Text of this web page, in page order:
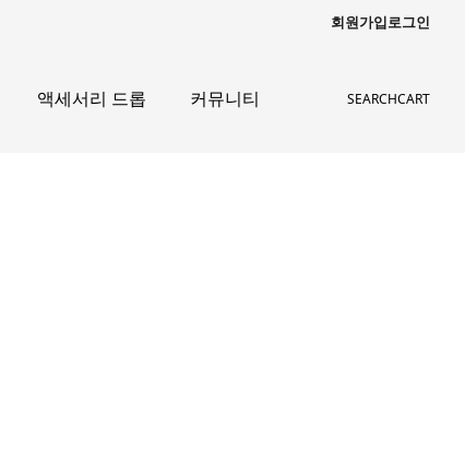
회원가입로그인
액세서리 드롭 커뮤니티 SEARCHCART